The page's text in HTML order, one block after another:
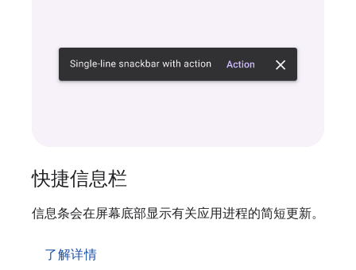
快捷信息栏
信息条会在屏幕底部显示有关应用进程的简短更新。
了解详情